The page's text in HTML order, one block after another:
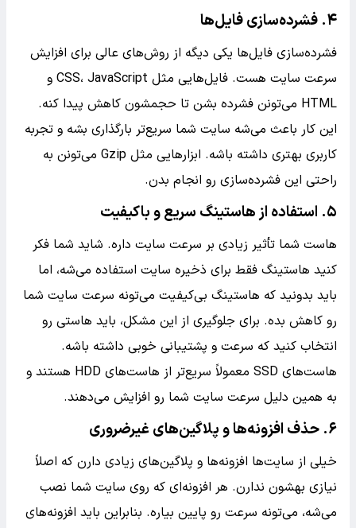
۴. فشرده‌سازی فایل‌ها
فشرده‌سازی فایل‌ها یکی دیگه از روش‌های عالی برای افزایش
سرعت سایت هست. فایل‌هایی مثل CSS، JavaScript و
HTML می‌تونن فشرده بشن تا حجمشون کاهش پیدا کنه.
این کار باعث می‌شه سایت شما سریع‌تر بارگذاری بشه و تجربه
کاربری بهتری داشته باشه. ابزارهایی مثل Gzip می‌تونن به
راحتی این فشرده‌سازی رو انجام بدن.
۵. استفاده از هاستینگ سریع و باکیفیت
هاست شما تأثیر زیادی بر سرعت سایت داره. شاید شما فکر
کنید هاستینگ فقط برای ذخیره سایت استفاده می‌شه، اما
باید بدونید که هاستینگ بی‌کیفیت می‌تونه سرعت سایت شما
رو کاهش بده. برای جلوگیری از این مشکل، باید هاستی رو
انتخاب کنید که سرعت و پشتیبانی خوبی داشته باشه.
هاست‌های SSD معمولاً سریع‌تر از هاست‌های HDD هستند و
به همین دلیل سرعت سایت شما رو افزایش می‌دهند.
۶. حذف افزونه‌ها و پلاگین‌های غیرضروری
خیلی از سایت‌ها افزونه‌ها و پلاگین‌های زیادی دارن که اصلاً
نیازی بهشون ندارن. هر افزونه‌ای که روی سایت شما نصب
می‌شه، می‌تونه سرعت رو پایین بیاره. بنابراین باید افزونه‌های